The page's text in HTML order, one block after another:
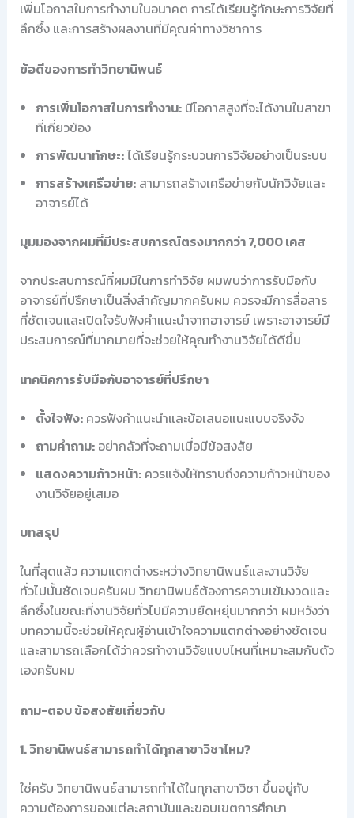
เพิ่มโอกาสในการทำงานในอนาคต การได้เรียนรู้ทักษะการวิจัยที่
ลึกซึ้ง และการสร้างผลงานที่มีคุณค่าทางวิชาการ
ข้อดีของการทำวิทยานิพนธ์
การเพิ่มโอกาสในการทำงาน:มีโอกาสสูงที่จะได้งานในสาขา
ที่เกี่ยวข้อง
การพัฒนาทักษะ:ได้เรียนรู้กระบวนการวิจัยอย่างเป็นระบบ
การสร้างเครือข่าย:สามารถสร้างเครือข่ายกับนักวิจัยและ
อาจารย์ได้
มุมมองจากผมที่มีประสบการณ์ตรงมากกว่า 7,000 เคส
จากประสบการณ์ที่ผมมีในการทำวิจัย ผมพบว่าการรับมือกับ
อาจารย์ที่ปรึกษาเป็นสิ่งสำคัญมากครับผม ควรจะมีการสื่อสาร
ที่ชัดเจนและเปิดใจรับฟังคำแนะนำจากอาจารย์ เพราะอาจารย์มี
ประสบการณ์ที่มากมายที่จะช่วยให้คุณทำงานวิจัยได้ดีขึ้น
เทคนิคการรับมือกับอาจารย์ที่ปรึกษา
ตั้งใจฟัง:ควรฟังคำแนะนำและข้อเสนอแนะแบบจริงจัง
ถามคำถาม:อย่ากลัวที่จะถามเมื่อมีข้อสงสัย
แสดงความก้าวหน้า:ควรแจ้งให้ทราบถึงความก้าวหน้าของ
งานวิจัยอยู่เสมอ
บทสรุป
ในที่สุดแล้ว ความแตกต่างระหว่างวิทยานิพนธ์และงานวิจัย
ทั่วไปนั้นชัดเจนครับผม วิทยานิพนธ์ต้องการความเข้มงวดและ
ลึกซึ้งในขณะที่งานวิจัยทั่วไปมีความยืดหยุ่นมากกว่า ผมหวังว่า
บทความนี้จะช่วยให้คุณผู้อ่านเข้าใจความแตกต่างอย่างชัดเจน
และสามารถเลือกได้ว่าควรทำงานวิจัยแบบไหนที่เหมาะสมกับตัว
เองครับผม
ถาม-ตอบ ข้อสงสัยเกี่ยวกับ
1. วิทยานิพนธ์สามารถทำได้ทุกสาขาวิชาไหม?
ใช่ครับ วิทยานิพนธ์สามารถทำได้ในทุกสาขาวิชา ขึ้นอยู่กับ
ความต้องการของแต่ละสถาบันและขอบเขตการศึกษา